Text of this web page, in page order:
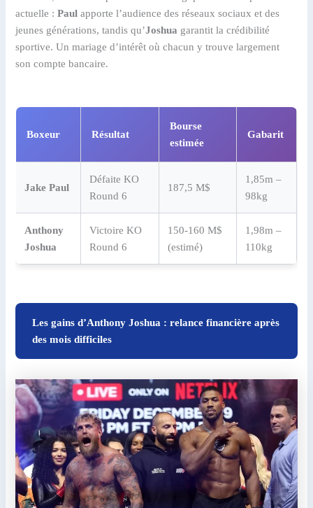
actuelle :Paul apporte l’audience des réseaux sociaux et des
jeunes générations, tandis qu’Joshua garantit la crédibilité
sportive. Un mariage d’intérêt où chacun y trouve largement
son compte bancaire.
Boxeur Résultat
Bourse
estimée
Gabarit
Jake Paul
Défaite KO
Round 6
187,5 M$
1,85m –
98kg
Anthony
Joshua
Victoire KO
Round 6
150-160 M$
(estimé)
1,98m –
110kg
Les gains d’Anthony Joshua : relance financière après
des mois difficiles